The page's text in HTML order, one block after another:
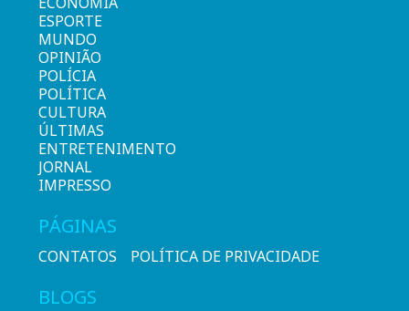
ESPORTE
MUNDO
OPINIÃO
POLÍCIA
POLÍTICA
CULTURA
ÚLTIMAS
ENTRETENIMENTO
JORNAL
IMPRESSO
PÁGINAS
CONTATOS POLÍTICA DE PRIVACIDADE
BLOGS